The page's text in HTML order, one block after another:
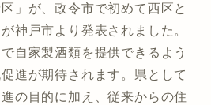
」が、政令市で初めて西区と
神戸市より発表されました。
自家製酒類を提供できるよう
進が期待されます。県として
の目的に加え、従来からの住